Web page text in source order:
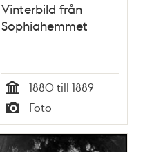
Vinterbild från
Sophiahemmet
Tid
1880 till 1889
Typ
Foto